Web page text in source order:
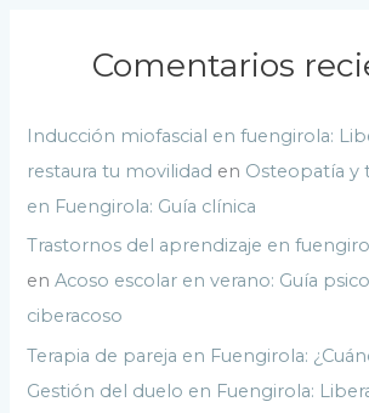
Comentarios
Inducción miofascial en fuengirola:
restaura tu movilidad en Osteopatía y
en Fuengirola: Guía clínica
Trastornos del aprendizaje en
enAcoso escolar en verano: Guía
ciberacoso
Terapia de pareja en Fuengirola:
Gestión del duelo en Fuengirola: